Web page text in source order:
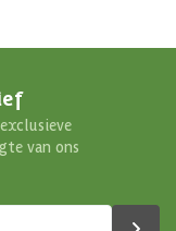
van ons